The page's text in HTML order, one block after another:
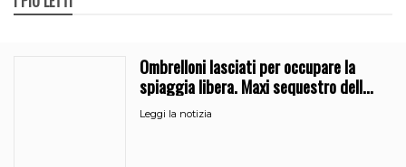
Ombrelloni lasciati per occupare la
spiaggia libera. Maxi sequestro della
Guardia Costiera
Leggi la notizia